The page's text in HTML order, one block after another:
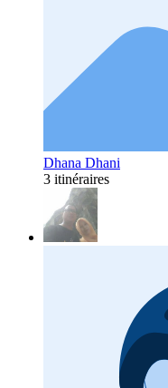
Dhana Dhani
3 itinéraires